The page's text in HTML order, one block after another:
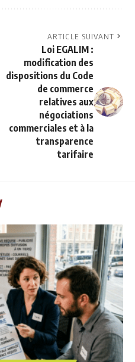
ARTICLE SUIVANT
Loi EGALIM :
modification des
dispositions du Code
de commerce
relatives aux
négociations
commerciales et à la
transparence
tarifaire